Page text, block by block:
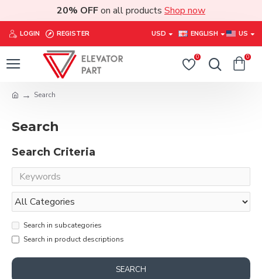
20% OFFon all products Shop now
LOGIN REGISTER USD ENGLISH US
0 0
Search
Search
Search Criteria
Search in subcategories
Search in product descriptions
SEARCH